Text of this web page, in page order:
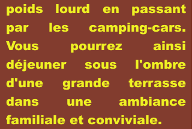
poids lourd en passant
par les camping-cars.
Vous pourrez ainsi
déjeuner sous l'ombre
d'une grande terrasse
dans une ambiance
familiale et conviviale.